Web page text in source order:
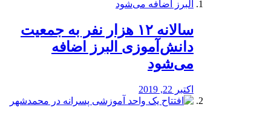
️سالانه ۱۲ هزار نفر به جمعیت
دانش‌آموزی البرز اضافه
می‌شود
اکتبر 22, 2019